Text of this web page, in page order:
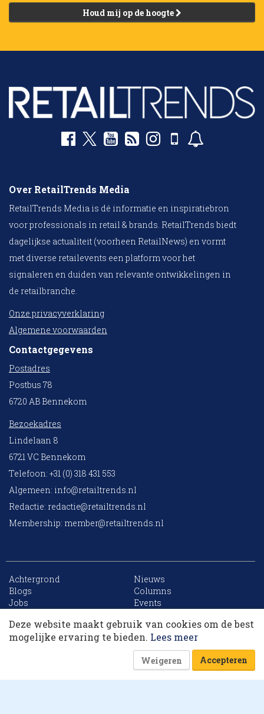
Houd mij op de hoogte
Over RetailTrends Media
RetailTrends Media is dé informatie en inspiratiebron
voor professionals in retail & brands. RetailTrends biedt
dagelijkse actualiteit (voorheen RetailNews) en vormt
met diverse retailevents een platform voor het
signaleren en duiden van relevante ontwikkelingen in
de retailbranche.
Onze privacyverklaring
Algemene voorwaarden
Contactgegevens
Postadres
Postbus 78
6720 AB Bennekom
Bezoekadres
Lindelaan 8
6721 VC Bennekom
Telefoon: +31 (0) 318 431 553
Algemeen: info@retailtrends.nl
Redactie: redactie@retailtrends.nl
Membership: member@retailtrends.nl
Achtergrond
Nieuws
Blogs
Columns
Jobs
Events
Archief
Sitemap
Website is powered by
Deze website maakt gebruik van cookies om de best
mogelijke ervaring te bieden. Lees meer
Weigeren Accepteren
10 collega’s
Korting op events